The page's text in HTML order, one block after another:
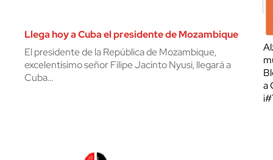
Llega hoy a Cuba el presidente de Mozambique
El presidente de la República de Mozambique,
excelentísimo señor Filipe Jacinto Nyusi, llegará a
Cuba…
a